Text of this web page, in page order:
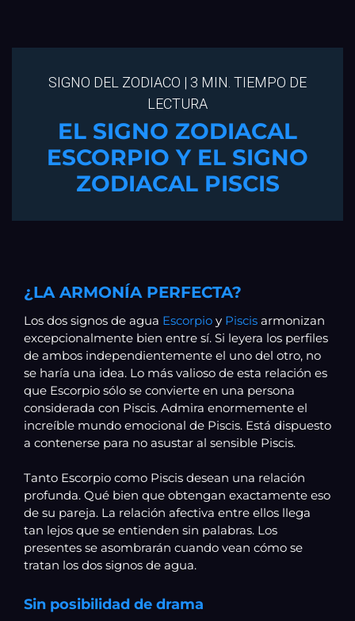
SIGNO DEL ZODIACO | 3 MIN. TIEMPO DE
LECTURA
EL SIGNO ZODIACAL
ESCORPIO Y EL SIGNO
ZODIACAL PISCIS
¿LA ARMONÍA PERFECTA?
Los dos signos de agua Escorpio y Piscis armonizan
excepcionalmente bien entre sí. Si leyera los perfiles
de ambos independientemente el uno del otro, no
se haría una idea. Lo más valioso de esta relación es
que Escorpio sólo se convierte en una persona
considerada con Piscis. Admira enormemente el
increíble mundo emocional de Piscis. Está dispuesto
a contenerse para no asustar al sensible Piscis.
Tanto Escorpio como Piscis desean una relación
profunda. Qué bien que obtengan exactamente eso
de su pareja. La relación afectiva entre ellos llega
tan lejos que se entienden sin palabras. Los
presentes se asombrarán cuando vean cómo se
tratan los dos signos de agua.
Sin posibilidad de drama